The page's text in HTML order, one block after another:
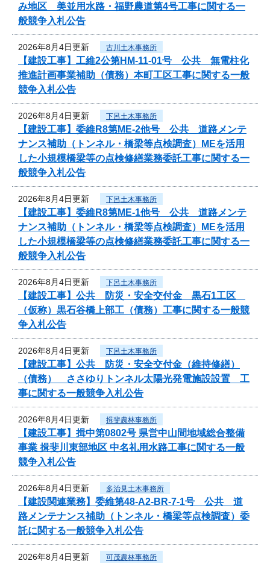
み地区 美並用水路・福野農道第4号工事に関する一
般競争入札公告
2026年8月4日更新 古川土木事務所
【建設工事】工維2公第HM-11-01号 公共 無電柱化
推進計画事業補助（債務）本町工区工事に関する一般
競争入札公告
2026年8月4日更新 下呂土木事務所
【建設工事】委維R8第ME-2他号 公共 道路メンテ
ナンス補助（トンネル・橋梁等点検調査）MEを活用
した小規模橋梁等の点検修繕業務委託工事に関する一
般競争入札公告
2026年8月4日更新 下呂土木事務所
【建設工事】委維R8第ME-1他号 公共 道路メンテ
ナンス補助（トンネル・橋梁等点検調査）MEを活用
した小規模橋梁等の点検修繕業務委託工事に関する一
般競争入札公告
2026年8月4日更新 下呂土木事務所
【建設工事】公共 防災・安全交付金 黒石1工区
（仮称）黒石谷橋上部工（債務）工事に関する一般競
争入札公告
2026年8月4日更新 下呂土木事務所
【建設工事】公共 防災・安全交付金（維持修繕）
（債務） ささゆりトンネル太陽光発電施設設置 工
事に関する一般競争入札公告
2026年8月4日更新 揖斐農林事務所
【建設工事】揖中第0802号 県営中山間地域総合整備
事業 揖斐川東部地区 中名礼用水路工事に関する一般
競争入札公告
2026年8月4日更新 多治見土木事務所
【建設関連業務】委維第48-A2-BR-7-1号 公共 道
路メンテナンス補助（トンネル・橋梁等点検調査）委
託に関する一般競争入札公告
2026年8月4日更新 可茂農林事務所